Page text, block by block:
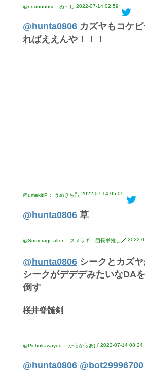
@nuuuuuusi： ぬ～し 2022-07-14 02:59
@hunta0806 カズヤもコケ
ればええんや！！！
@umekitiP： うめきち㌠ 2022-07-14 05:05
@hunta0806 草
@Sumeragi_alter： スメラギ 団長単推し🗡 2022-
@hunta0806 シークとカズ
シークがデデデみたいなDA
倒す
桜井脊髄剣
@Pichukawayuu： からからあげ 2022-07-14 08:24
@hunta0806 @bot29996700